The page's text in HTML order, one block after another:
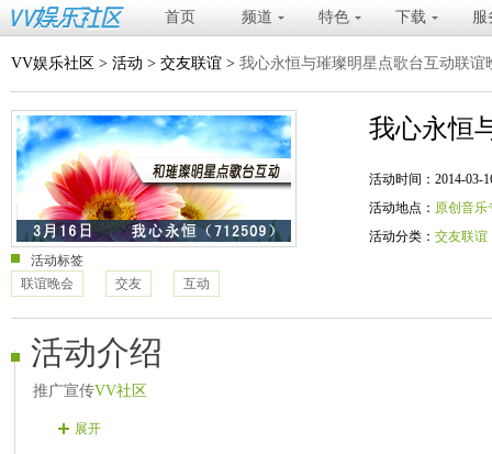
首页 频道 特色 下载 服
VV娱乐社区 > 活动 > 交友联谊 > 我心永恒与璀璨明星点歌台互动联谊
我心永恒
活动时间：2014-03-
活动地点： 原创音乐
活动分类： 交友联谊
活动标签
联谊晚会
交友 互动
活动介绍
推广宣传VV社区
展开